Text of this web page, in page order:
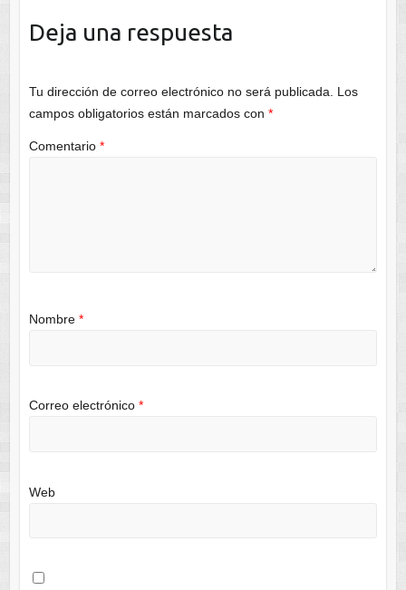
Deja una respuesta
Tu dirección de correo electrónico no será publicada.
Los
campos obligatorios están marcados con *
Comentario *
Nombre *
Correo electrónico *
Web